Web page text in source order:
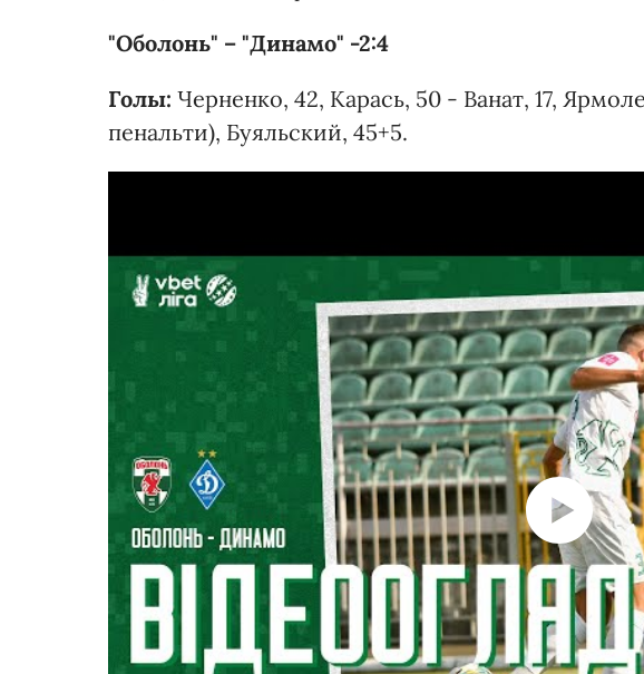
"Оболонь" – "Динамо" -2:4
Голы: Черненко, 42, Карась, 50 - Ванат, 17,
пенальти), Буяльский, 45+5.